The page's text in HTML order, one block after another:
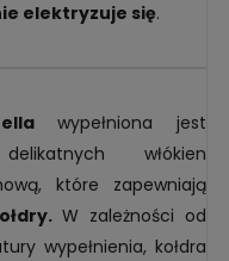
elektryzuje się.
wypełniona jest
włókien
które zapewniają
W zależności od
wypełnienia, kołdra